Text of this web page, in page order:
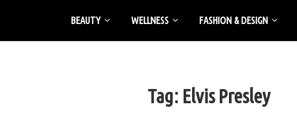
BEAUTY WELLNESS FASHION & DESIGN
Tag: Elvis Presley